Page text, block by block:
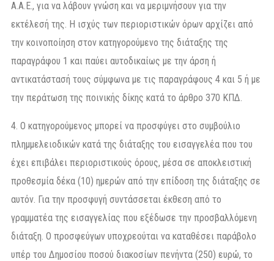
Α.Α.Ε., για να λάβουν γνώση και να μεριμνήσουν για την
εκτέλεσή της. Η ισχύς των περιοριστικών όρων αρχίζει από
την κοινοποίηση στον κατηγορούμενο της διάταξης της
παραγράφου 1 και παύει αυτοδικαίως με την άρση ή
αντικατάστασή τους σύμφωνα με τις παραγράφους 4 και 5 ή με
την περάτωση της ποινικής δίκης κατά το άρθρο 370 ΚΠΔ.
4. Ο κατηγορούμενος μπορεί να προσφύγει στο συμβούλιο
πλημμελειοδικών κατά της διάταξης του εισαγγελέα που του
έχει επιβάλει περιοριστικούς όρους, μέσα σε αποκλειστική
προθεσμία δέκα (10) ημερών από την επίδοση της διάταξης σε
αυτόν. Για την προσφυγή συντάσσεται έκθεση από το
γραμματέα της εισαγγελίας που εξέδωσε την προσβαλλόμενη
διάταξη. Ο προσφεύγων υποχρεούται να καταθέσει παράβολο
υπέρ του Δημοσίου ποσού διακοσίων πενήντα (250) ευρώ, το